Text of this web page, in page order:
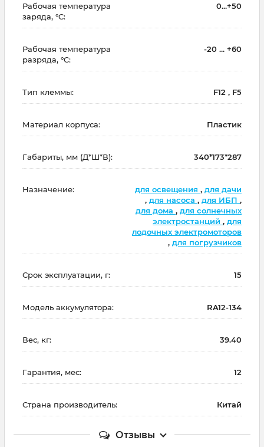
Рабочая температура
заряда, °C:
0...+50
Рабочая температура
разряда, °C:
-20 ... +60
Тип клеммы: F12 , F5
Материал корпуса: Пластик
Габариты, мм (Д*Ш*В): 340*173*287
Назначение: для освещения , для дачи
, для насоса , для ИБП ,
для дома , для солнечных
электростанций , для
лодочных электромоторов
, для погрузчиков
Срок эксплуатации, г: 15
Модель аккумулятора: RA12-134
Вес, кг: 39.40
Гарантия, мес: 12
Страна производитель: Китай
Отзывы